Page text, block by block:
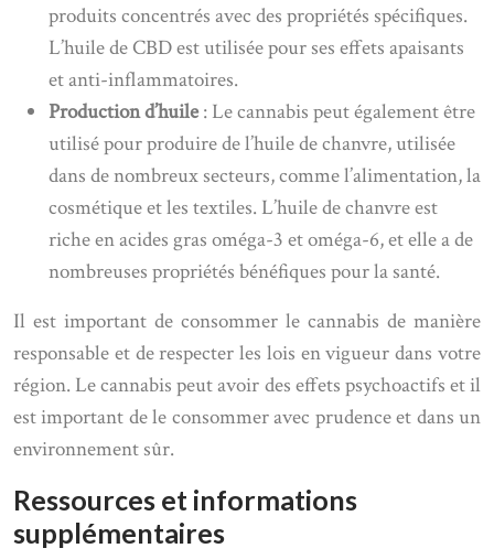
produits concentrés avec des propriétés spécifiques.
L’huile de CBD est utilisée pour ses effets apaisants
et anti-inflammatoires.
Production d’huile: Le cannabis peut également être
utilisé pour produire de l’huile de chanvre, utilisée
dans de nombreux secteurs, comme l’alimentation, la
cosmétique et les textiles. L’huile de chanvre est
riche en acides gras oméga-3 et oméga-6, et elle a de
nombreuses propriétés bénéfiques pour la santé.
Il est important de consommer le cannabis de manière
responsable et de respecter les lois en vigueur dans votre
région. Le cannabis peut avoir des effets psychoactifs et il
est important de le consommer avec prudence et dans un
environnement sûr.
Ressources et informations
supplémentaires